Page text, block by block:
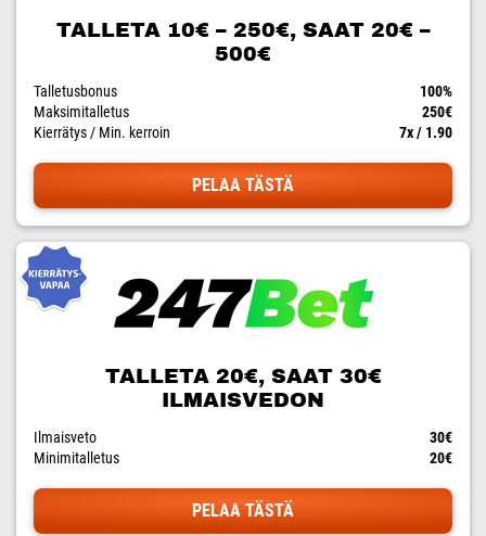
TALLETA 10€ – 250€, SAAT 20€ –
500€
Talletusbonus
100%
Maksimitalletus
250€
Kierrätys / Min. kerroin
7x / 1.90
PELAA TÄSTÄ
TALLETA 20€, SAAT 30€
ILMAISVEDON
Ilmaisveto
30€
Minimitalletus
20€
PELAA TÄSTÄ